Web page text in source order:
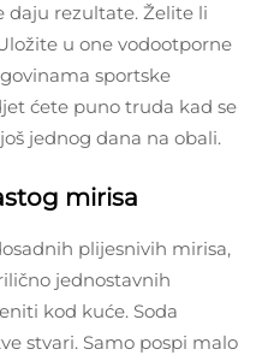
daju rezultate. Želite li
u one vodootporne
sportske
ćete puno truda kad se
jednog dana na obali.
mirisa
plijesnivih mirisa,
jednostavnih
kod kuće. Soda
stvari. Samo pospi malo